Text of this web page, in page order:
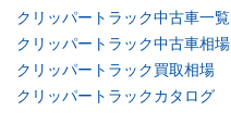
クリッパートラック中古車一覧
クリッパートラック中古車相場
クリッパートラック買取相場
クリッパートラックカタログ